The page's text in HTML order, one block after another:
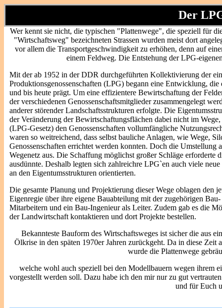
Der
Wer kennt sie nicht, die typischen "Plattenwege", die speziell für
"Wirtschaftsweg" bezeichneten Strassen wurden meist dort
vor allem die Transportgeschwindigkeit zu erhöhen, denn auf
einem Feldweg. Die Entstehung der LPG-
Mit der ab 1952 in der DDR durchgeführten Kollektivierung der
Produktionsgenossenschaften (LPG) begann eine Entwicklung,
und bis heute prägt. Um eine effizientere Bewirtschaftung der
der verschiedenen Genossenschaftsmitglieder zusammengelegt
anderer störender Landschaftsstrukturen erfolgte. Die
der Veränderung der Bewirtschaftungsflächen dabei nicht im
(LPG-Gesetz) den Genossenschaften vollumfängliche
waren so weitreichend, dass selbst bauliche Anlagen, wie Wege,
Genossenschaften errichtet werden konnten. Doch die
Wegenetz aus. Die Schaffung möglichst großer Schläge
ausdünnte. Deshalb legten sich zahlreichre LPG`en auch viele
an den Eigentumsstrukturen orientierten.
Die gesamte Planung und Projektierung dieser Wege oblagen
Eigenregie über ihre eigene Bauabteilung mit der zugehörigen
Mitarbeitern und ein Bau-Ingenieur als Leiter. Zudem gab es die
der Landwirtschaft kontaktieren und dort Projekte bestellen.
Bekannteste Bauform des Wirtschaftsweges ist sicher die aus
Ölkrise in den späten 1970er Jahren zurückgeht. Da in diese Zeit
wurde die Plattenwege
welche wohl auch speziell bei den Modellbauern wegen ihrem
vorgestellt werden soll. Dazu habe ich den mir nur zu gut
und für Euch